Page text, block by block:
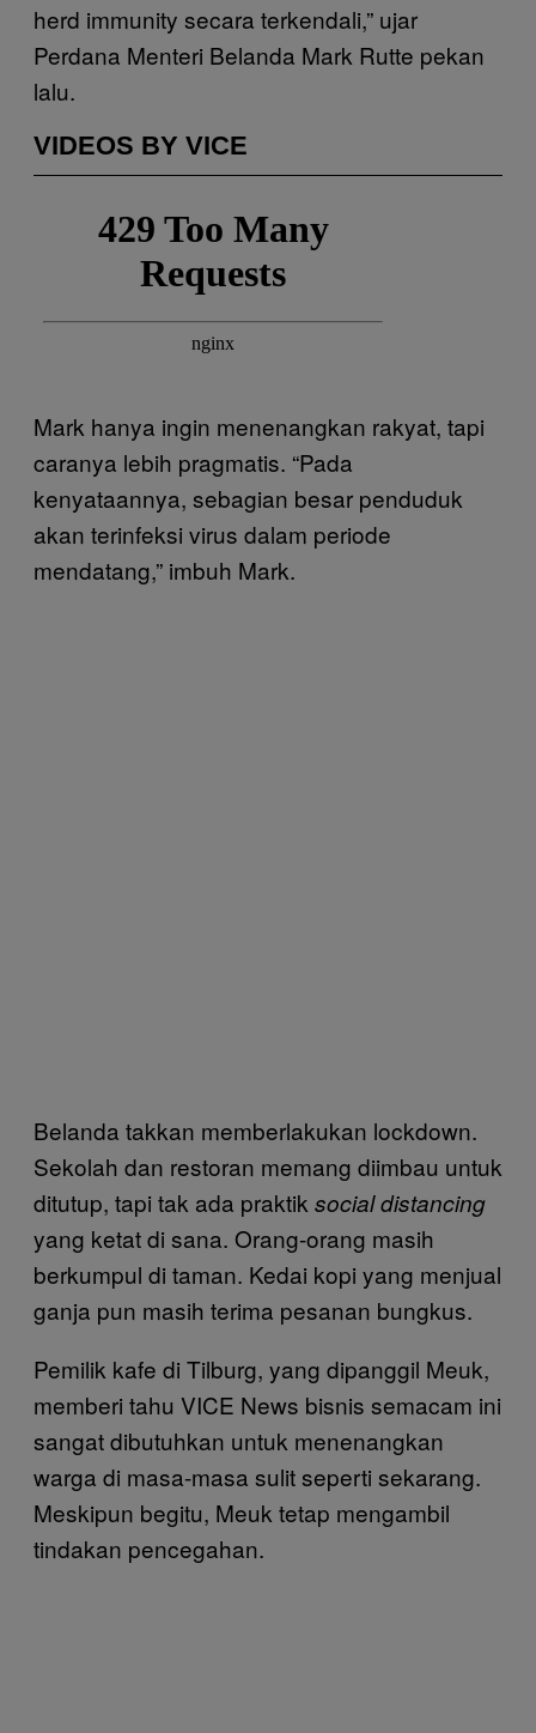
herd immunity secara terkendali,” ujar
Perdana Menteri Belanda Mark Rutte pekan
lalu.
VIDEOS BY VICE
Mark hanya ingin menenangkan rakyat, tapi
caranya lebih pragmatis. “Pada
kenyataannya, sebagian besar penduduk
akan terinfeksi virus dalam periode
mendatang,” imbuh Mark.
Belanda takkan memberlakukan lockdown.
Sekolah dan restoran memang diimbau untuk
ditutup, tapi tak ada praktik social distancing
yang ketat di sana. Orang-orang masih
berkumpul di taman. Kedai kopi yang menjual
ganja pun masih terima pesanan bungkus.
Pemilik kafe di Tilburg, yang dipanggil Meuk,
memberi tahu VICE News bisnis semacam ini
sangat dibutuhkan untuk menenangkan
warga di masa-masa sulit seperti sekarang.
Meskipun begitu, Meuk tetap mengambil
tindakan pencegahan.